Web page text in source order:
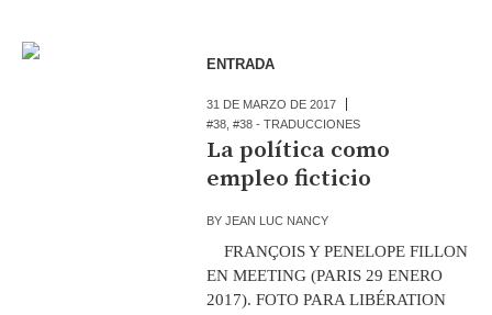
ENTRADA
31 DE MARZO DE 2017
#38 ,#38 - TRADUCCIONES
La política como
empleo ficticio
BYJEAN LUC NANCY
FRANÇOIS Y PENELOPE FILLON
EN MEETING (PARIS 29 ENERO
2017). FOTO PARA LIBÉRATION